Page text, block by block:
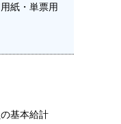
紙・単票用
基本給計